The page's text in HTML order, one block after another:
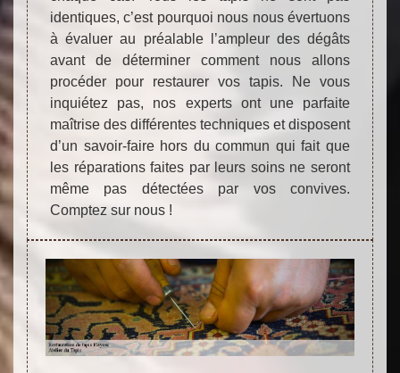
identiques, c’est pourquoi nous nous évertuons
à évaluer au préalable l’ampleur des dégâts
avant de déterminer comment nous allons
procéder pour restaurer vos tapis. Ne vous
inquiétez pas, nos experts ont une parfaite
maîtrise des différentes techniques et disposent
d’un savoir-faire hors du commun qui fait que
les réparations faites par leurs soins ne seront
même pas détectées par vos convives.
Comptez sur nous !